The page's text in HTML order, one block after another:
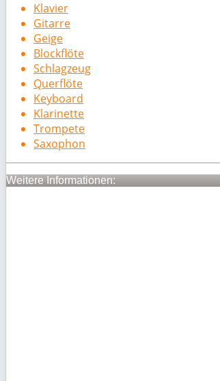
Klavier
Gitarre
Geige
Blockflöte
Schlagzeug
Querflöte
Keyboard
Klarinette
Trompete
Saxophon
Weitere Informationen: